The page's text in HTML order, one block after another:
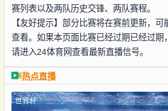
赛列表以及两队历史交锋、两队赛程。
【友好提示】部分比赛将在赛前更新，
查看。如果本页面比赛已经过期已经过期
请进入24体育网查看最新直播信号。
热点直播
世界杯